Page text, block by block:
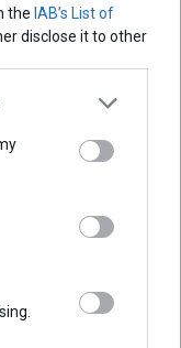
the IAB’s List of
disclose it to other